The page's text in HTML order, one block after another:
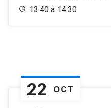
13:40 a 14:30
22 OCT